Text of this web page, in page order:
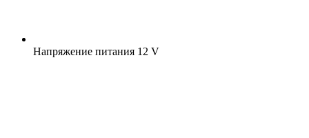
Напряжение питания 12 V